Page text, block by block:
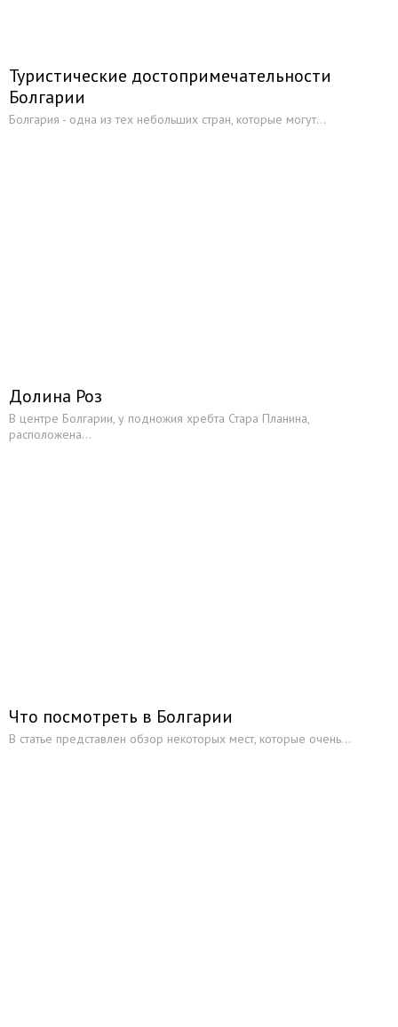
Туристические достопримечательности
Болгарии
Болгария - одна из тех небольших стран, которые могут...
Долина Роз
В центре Болгарии, у подножия хребта Стара Планина,
расположена...
Что посмотреть в Болгарии
В статье представлен обзор некоторых мест, которые очень...